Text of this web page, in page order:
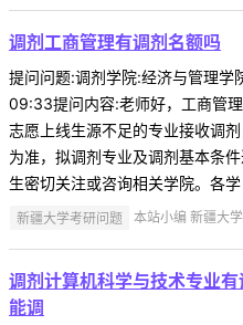
调剂工商管理有调剂名额吗
提问问题:调剂学院:经济与管理
09:33提问内容:老师好，工商管
志愿上线生源不足的专业接收调
为准，拟调剂专业及调剂基本条
生密切关注或咨询相关学院。各
新疆大学考研问题 本站小编 新疆大
调剂计算机科学与技术专业
能调